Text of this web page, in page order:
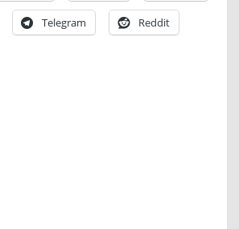
Telegram Reddit